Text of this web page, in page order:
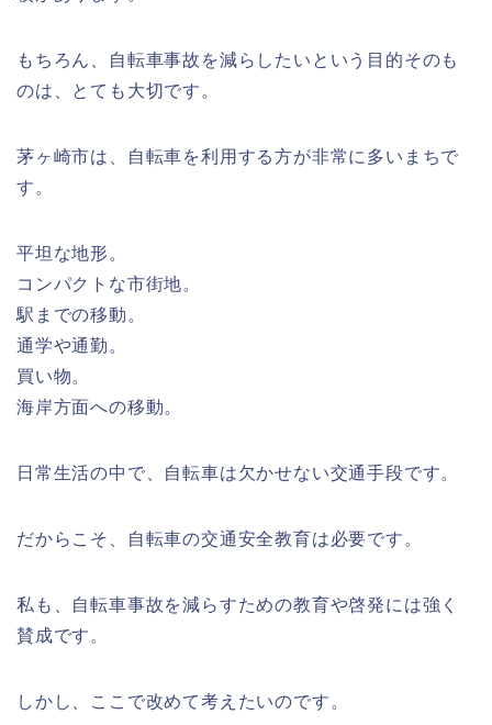
もちろん、自転車事故を減らしたいという目的そのも
のは、とても大切です。
茅ヶ崎市は、自転車を利用する方が非常に多いまちで
す。
平坦な地形。
コンパクトな市街地。
駅までの移動。
通学や通勤。
買い物。
海岸方面への移動。
日常生活の中で、自転車は欠かせない交通手段です。
だからこそ、自転車の交通安全教育は必要です。
私も、自転車事故を減らすための教育や啓発には強く
賛成です。
しかし、ここで改めて考えたいのです。